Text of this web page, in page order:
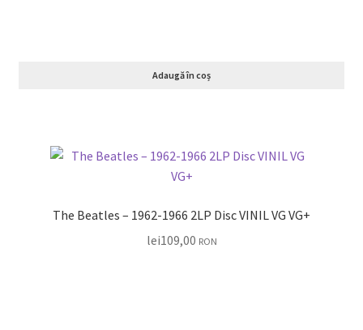
Adaugă în coș
The Beatles – 1962-1966 2LP Disc VINIL VG VG+
lei109,00 RON